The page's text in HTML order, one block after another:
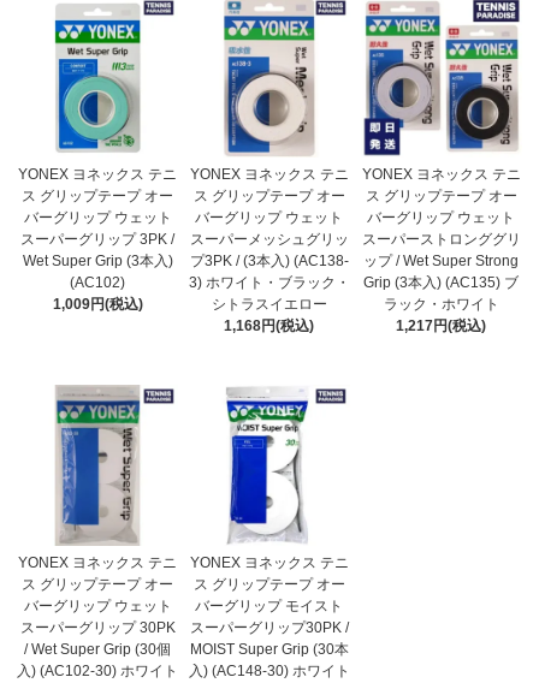
YONEX ヨネックス テニ
ス グリップテープ オー
バーグリップ ウェット
スーパーグリップ 3PK /
Wet Super Grip (3本入)
(AC102)
1,009円(税込)
YONEX ヨネックス テニ
ス グリップテープ オー
バーグリップ ウェット
スーパーメッシュグリッ
プ3PK / (3本入) (AC138-
3) ホワイト・ブラック・
シトラスイエロー
1,168円(税込)
YONEX ヨネックス テニ
ス グリップテープ オー
バーグリップ ウェット
スーパーストロンググリ
ップ / Wet Super Strong
Grip (3本入) (AC135) ブ
ラック・ホワイト
1,217円(税込)
YONEX ヨネックス テニ
ス グリップテープ オー
バーグリップ ウェット
スーパーグリップ 30PK
/ Wet Super Grip (30個
入) (AC102-30) ホワイト
YONEX ヨネックス テニ
ス グリップテープ オー
バーグリップ モイスト
スーパーグリップ30PK /
MOIST Super Grip (30本
入) (AC148-30) ホワイト